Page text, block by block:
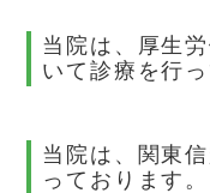
当院は、厚生
いて診療を行
当院は、関東
っております。